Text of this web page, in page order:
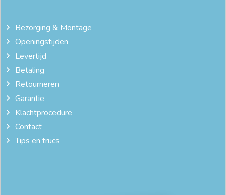
Bezorging & Montage
Openingstijden
Levertijd
Betaling
Retourneren
Garantie
Klachtprocedure
Contact
Tips en trucs